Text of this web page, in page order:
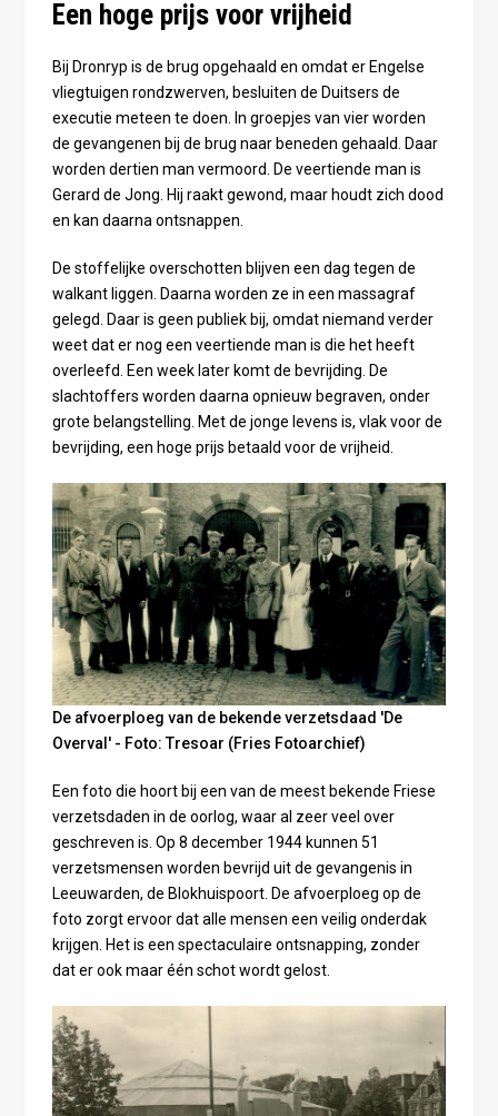
Een hoge prijs voor vrijheid
Bij Dronryp is de brug opgehaald en omdat er Engelse
vliegtuigen rondzwerven, besluiten de Duitsers de
executie meteen te doen. In groepjes van vier worden
de gevangenen bij de brug naar beneden gehaald. Daar
worden dertien man vermoord. De veertiende man is
Gerard de Jong. Hij raakt gewond, maar houdt zich dood
en kan daarna ontsnappen.
De stoffelijke overschotten blijven een dag tegen de
walkant liggen. Daarna worden ze in een massagraf
gelegd. Daar is geen publiek bij, omdat niemand verder
weet dat er nog een veertiende man is die het heeft
overleefd. Een week later komt de bevrijding. De
slachtoffers worden daarna opnieuw begraven, onder
grote belangstelling. Met de jonge levens is, vlak voor de
bevrijding, een hoge prijs betaald voor de vrijheid.
De afvoerploeg van de bekende verzetsdaad 'De
Overval' - Foto: Tresoar (Fries Fotoarchief)
Een foto die hoort bij een van de meest bekende Friese
verzetsdaden in de oorlog, waar al zeer veel over
geschreven is. Op 8 december 1944 kunnen 51
verzetsmensen worden bevrijd uit de gevangenis in
Leeuwarden, de Blokhuispoort. De afvoerploeg op de
foto zorgt ervoor dat alle mensen een veilig onderdak
krijgen. Het is een spectaculaire ontsnapping, zonder
dat er ook maar één schot wordt gelost.